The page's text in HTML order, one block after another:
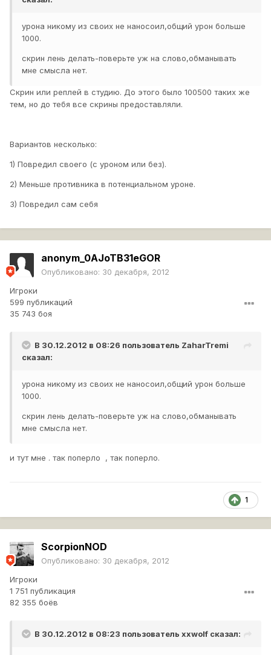
урона никому из своих не наносоил,общий урон больше
1000.
скрин лень делать-поверьте уж на слово,обманывать
мне смысла нет.
Скрин или реплей в студию. До этого было 100500 таких же
тем, но до тебя все скрины предоставляли.
Вариантов несколько:
1) Повредил своего (с уроном или без).
2) Меньше противника в потенциальном уроне.
3) Повредил сам себя
anonym_0AJoTB31eGOR
Опубликовано: 30 декабря, 2012
Игроки
599 публикаций
35 743 боя
В 30.12.2012 в 08:26 пользователь ZaharTremi
сказал:
урона никому из своих не наносоил,общий урон больше
1000.
скрин лень делать-поверьте уж на слово,обманывать
мне смысла нет.
и тут мне . так поперло , так поперло.
1
ScorpionNOD
Опубликовано: 30 декабря, 2012
Игроки
1 751 публикация
82 355 боёв
В 30.12.2012 в 08:23 пользователь xxwolf сказал: